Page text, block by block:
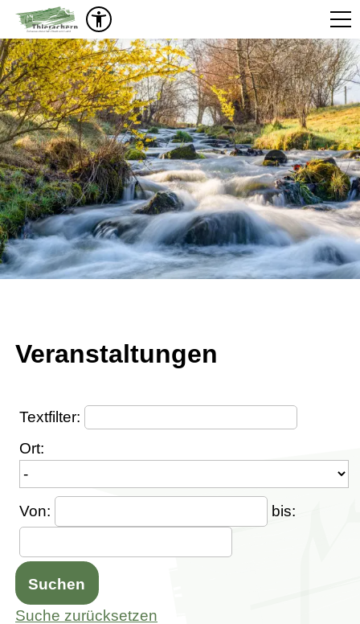
Veranstaltungen
Textfilter:
Ort:
Von: bis:
Suchen
Suche zurücksetzen